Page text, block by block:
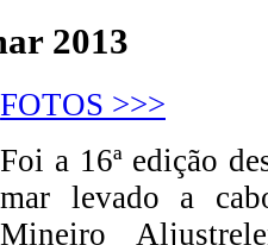
2013
FOTOS >>>
Foi a 16ª edição
mar levado a
Mineiro